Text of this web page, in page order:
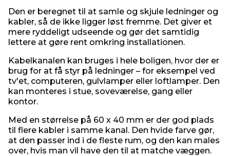
Den er beregnet til at samle og skjule ledninger og
kabler, så de ikke ligger løst fremme. Det giver et
mere ryddeligt udseende og gør det samtidig
lettere at gøre rent omkring installationen.
Kabelkanalen kan bruges i hele boligen, hvor der er
brug for at få styr på ledninger – for eksempel ved
tv'et, computeren, gulvlamper eller loftlamper. Den
kan monteres i stue, soveværelse, gang eller
kontor.
Med en størrelse på 60 x 40 mm er der god plads
til flere kabler i samme kanal. Den hvide farve gør,
at den passer ind i de fleste rum, og den kan males
over, hvis man vil have den til at matche væggen.